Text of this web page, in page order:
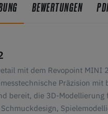
BEWERTUNGEN
mit dem Revopoint
Präzision
bereit, die 3D-